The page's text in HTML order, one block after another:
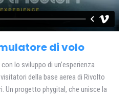
di volo
lo sviluppo di un’esperienza
della base aerea di Rivolto
Un progetto phygital, che unisce la